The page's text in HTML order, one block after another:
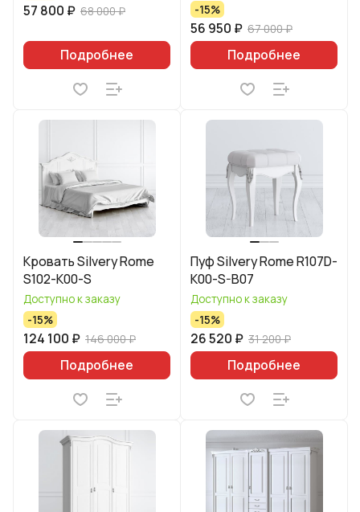
57 800 ₽ 68 000 ₽
Подробнее
-15%
56 950 ₽ 67 000 ₽
Подробнее
Кровать Silvery Rome
S102-K00-S
Доступно к заказу
-15%
124 100 ₽ 146 000 ₽
Подробнее
Пуф Silvery Rome R107D-
K00-S-B07
Доступно к заказу
-15%
26 520 ₽ 31 200 ₽
Подробнее